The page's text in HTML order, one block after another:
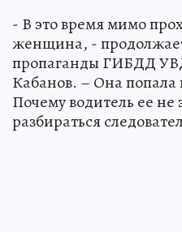
- В это время мимо
женщина, -
пропаганды ГИБДД
Кабанов. – Она
Почему водитель ее не
разбираться